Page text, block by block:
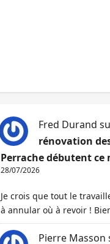
Fred Durand
rénovation
Perrache débutent ce
28/07/2026
Je crois que tout le
à annular où à revoir !
Pierre Masson